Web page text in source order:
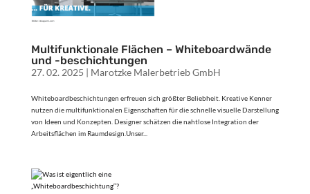
Multifunktionale Flächen – Whiteboardwände
und -beschichtungen
27. 02. 2025 | Marotzke Malerbetrieb GmbH
Whiteboardbeschichtungen erfreuen sich größter Beliebheit. Kreative Kenner
nutzen die multifunktionalen Eigenschaften für die schnelle visuelle Darstellung
von Ideen und Konzepten. Designer schätzen die nahtlose Integration der
Arbeitsflächen im Raumdesign.Unser...